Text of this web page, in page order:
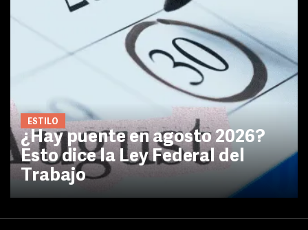
ESTILO
¿Hay puente en agosto 2026?
Esto dice la Ley Federal del
Trabajo